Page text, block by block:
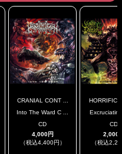
CRANIAL CONT ...
Into The Ward C ...
CD
4,000円
（税込4,400円）
HORRIFIC
CD
2,000
（税込